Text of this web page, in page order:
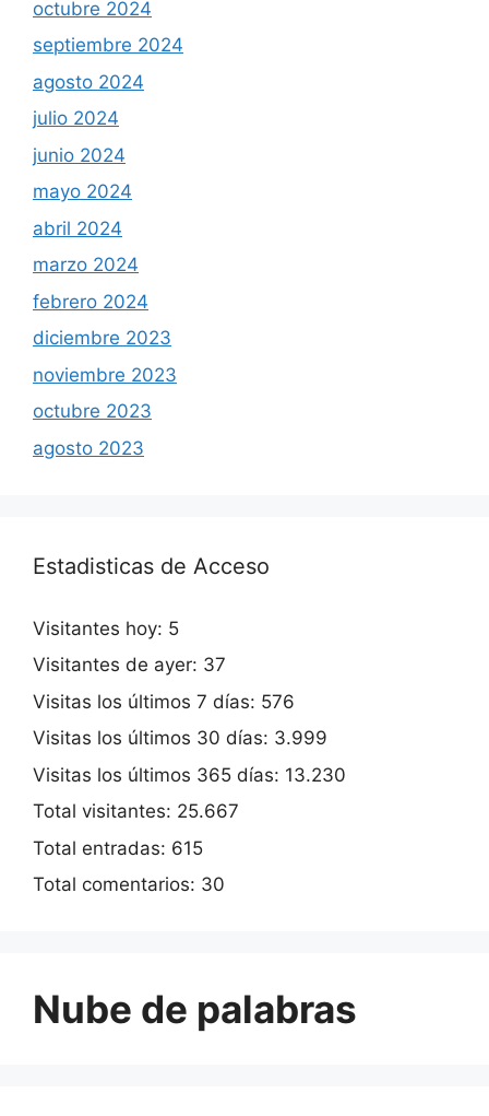
octubre 2024
septiembre 2024
agosto 2024
julio 2024
junio 2024
mayo 2024
abril 2024
marzo 2024
febrero 2024
diciembre 2023
noviembre 2023
octubre 2023
agosto 2023
Estadisticas de Acceso
Visitantes hoy: 5
Visitantes de ayer: 37
Visitas los últimos 7 días: 576
Visitas los últimos 30 días: 3.999
Visitas los últimos 365 días: 13.230
Total visitantes: 25.667
Total entradas: 615
Total comentarios: 30
Nube de palabras